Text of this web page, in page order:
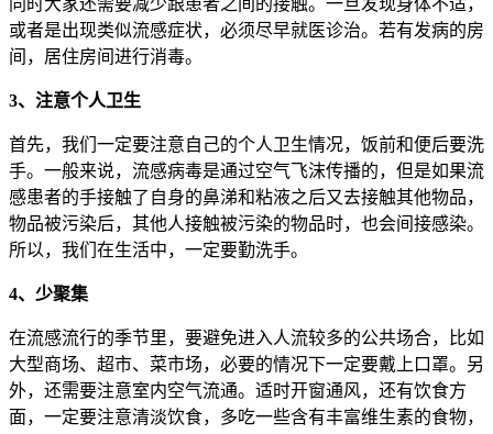
或者是出现类似流感症状，必须尽早就医诊治。若有发病的房
间，居住房间进行消毒。
3、注意个人卫生
首先，我们一定要注意自己的个人卫生情况，饭前和便后要洗
手。一般来说，流感病毒是通过空气飞沫传播的，但是如果流
感患者的手接触了自身的鼻涕和粘液之后又去接触其他物品，
物品被污染后，其他人接触被污染的物品时，也会间接感染。
所以，我们在生活中，一定要勤洗手。
4、少聚集
在流感流行的季节里，要避免进入人流较多的公共场合，比如
大型商场、超市、菜市场，必要的情况下一定要戴上口罩。另
外，还需要注意室内空气流通。适时开窗通风，还有饮食方
面，一定要注意清淡饮食，多吃一些含有丰富维生素的食物，